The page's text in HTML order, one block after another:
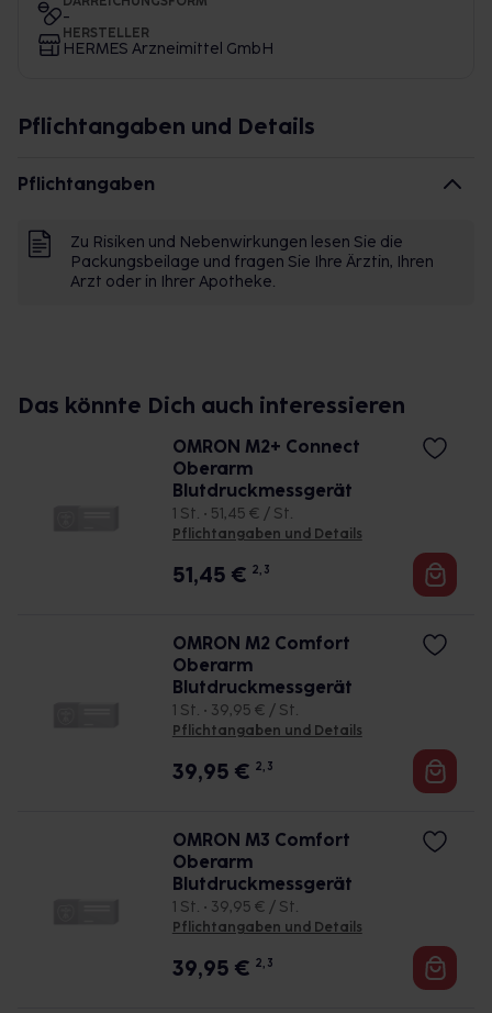
-
HERSTELLER
HERMES Arzneimittel GmbH
Pflichtangaben und Details
Pflichtangaben
Zu Risiken und Nebenwirkungen lesen Sie die
Packungsbeilage und fragen Sie Ihre Ärztin, Ihren
Arzt oder in Ihrer Apotheke.
Das könnte Dich auch interessieren
OMRON M2+ Connect
Oberarm
Blutdruckmessgerät
1 St. • 51,45 € / St.
Pflichtangaben und Details
51,45 € 2, 3
OMRON M2 Comfort
Oberarm
Blutdruckmessgerät
1 St. • 39,95 € / St.
Pflichtangaben und Details
39,95 € 2, 3
OMRON M3 Comfort
Oberarm
Blutdruckmessgerät
1 St. • 39,95 € / St.
Pflichtangaben und Details
39,95 € 2, 3